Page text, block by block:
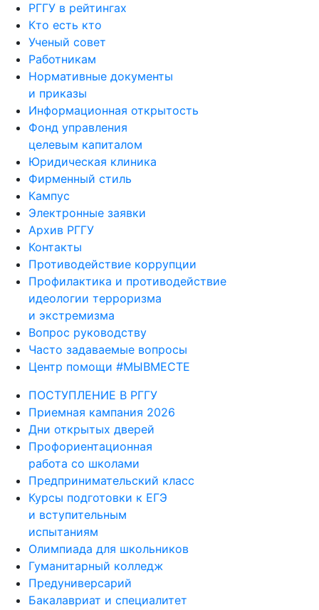
РГГУ в рейтингах
Кто есть кто
Ученый совет
Работникам
Нормативные документы
и приказы
Информационная открытость
Фонд управления
целевым капиталом
Юридическая клиника
Фирменный стиль
Кампус
Электронные заявки
Архив РГГУ
Контакты
Противодействие коррупции
Профилактика и противодействие
идеологии терроризма
и экстремизма
Вопрос руководству
Часто задаваемые вопросы
Центр помощи #МЫВМЕСТЕ
ПОСТУПЛЕНИЕ В РГГУ
Приемная кампания 2026
Дни открытых дверей
Профориентационная
работа со школами
Предпринимательский класс
Курсы подготовки к ЕГЭ
и вступительным
испытаниям
Олимпиада для школьников
Гуманитарный колледж
Предуниверсарий
Бакалавриат и специалитет